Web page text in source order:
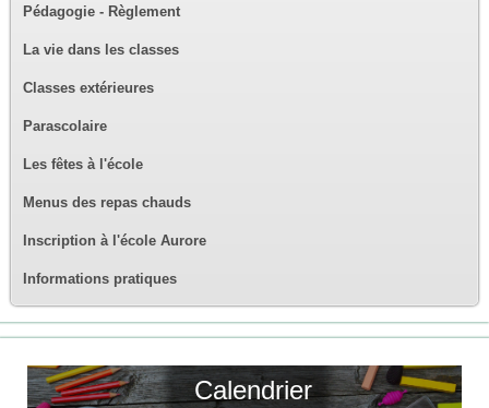
Pédagogie - Règlement
La vie dans les classes
Classes extérieures
Parascolaire
Les fêtes à l'école
Menus des repas chauds
Inscription à l'école Aurore
Informations pratiques
Calendrier